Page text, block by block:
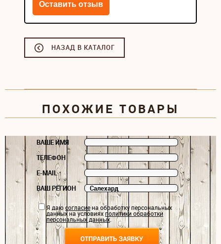
НАЗАД В КАТАЛОГ
ПОХОЖИЕ ТОВАРЫ
ВАШЕ ИМЯ
ТЕЛЕФОН
E-MAIL
ВАШ РЕГИОН
Я даюсогласиена обработку персональных
данных на условияхполитики обработки
персональных данных.